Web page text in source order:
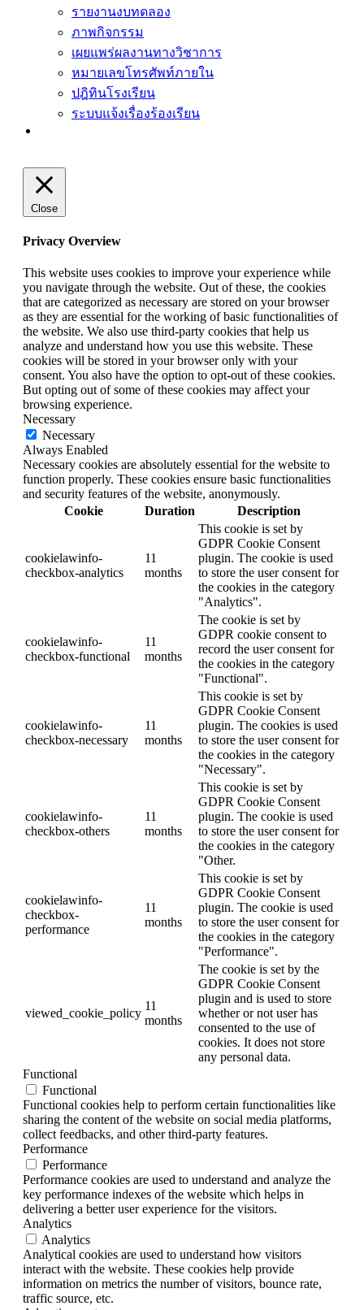
รายงานงบทดลอง
ภาพกิจกรรม
เผยแพร่ผลงานทางวิชาการ
หมายเลขโทรศัพท์ภายใน
ปฎิทินโรงเรียน
ระบบแจ้งเรื่องร้องเรียน
Close
Privacy Overview
This website uses cookies to improve your experience while
you navigate through the website. Out of these, the cookies
that are categorized as necessary are stored on your browser
as they are essential for the working of basic functionalities of
the website. We also use third-party cookies that help us
analyze and understand how you use this website. These
cookies will be stored in your browser only with your
consent. You also have the option to opt-out of these cookies.
But opting out of some of these cookies may affect your
browsing experience.
Necessary
Necessary
Always Enabled
Necessary cookies are absolutely essential for the website to
function properly. These cookies ensure basic functionalities
and security features of the website, anonymously.
Cookie
Duration Description
cookielawinfo-
checkbox-analytics
11
months
This cookie is set by
GDPR Cookie Consent
plugin. The cookie is used
to store the user consent for
the cookies in the category
"Analytics".
cookielawinfo-
checkbox-functional
11
months
The cookie is set by
GDPR cookie consent to
record the user consent for
the cookies in the category
"Functional".
cookielawinfo-
checkbox-necessary
11
months
This cookie is set by
GDPR Cookie Consent
plugin. The cookies is used
to store the user consent for
the cookies in the category
"Necessary".
cookielawinfo-
checkbox-others
11
months
This cookie is set by
GDPR Cookie Consent
plugin. The cookie is used
to store the user consent for
the cookies in the category
"Other.
cookielawinfo-
checkbox-
performance
11
months
This cookie is set by
GDPR Cookie Consent
plugin. The cookie is used
to store the user consent for
the cookies in the category
"Performance".
viewed_cookie_policy
11
months
The cookie is set by the
GDPR Cookie Consent
plugin and is used to store
whether or not user has
consented to the use of
cookies. It does not store
any personal data.
Functional
Functional
Functional cookies help to perform certain functionalities like
sharing the content of the website on social media platforms,
collect feedbacks, and other third-party features.
Performance
Performance
Performance cookies are used to understand and analyze the
key performance indexes of the website which helps in
delivering a better user experience for the visitors.
Analytics
Analytics
Analytical cookies are used to understand how visitors
interact with the website. These cookies help provide
information on metrics the number of visitors, bounce rate,
traffic source, etc.